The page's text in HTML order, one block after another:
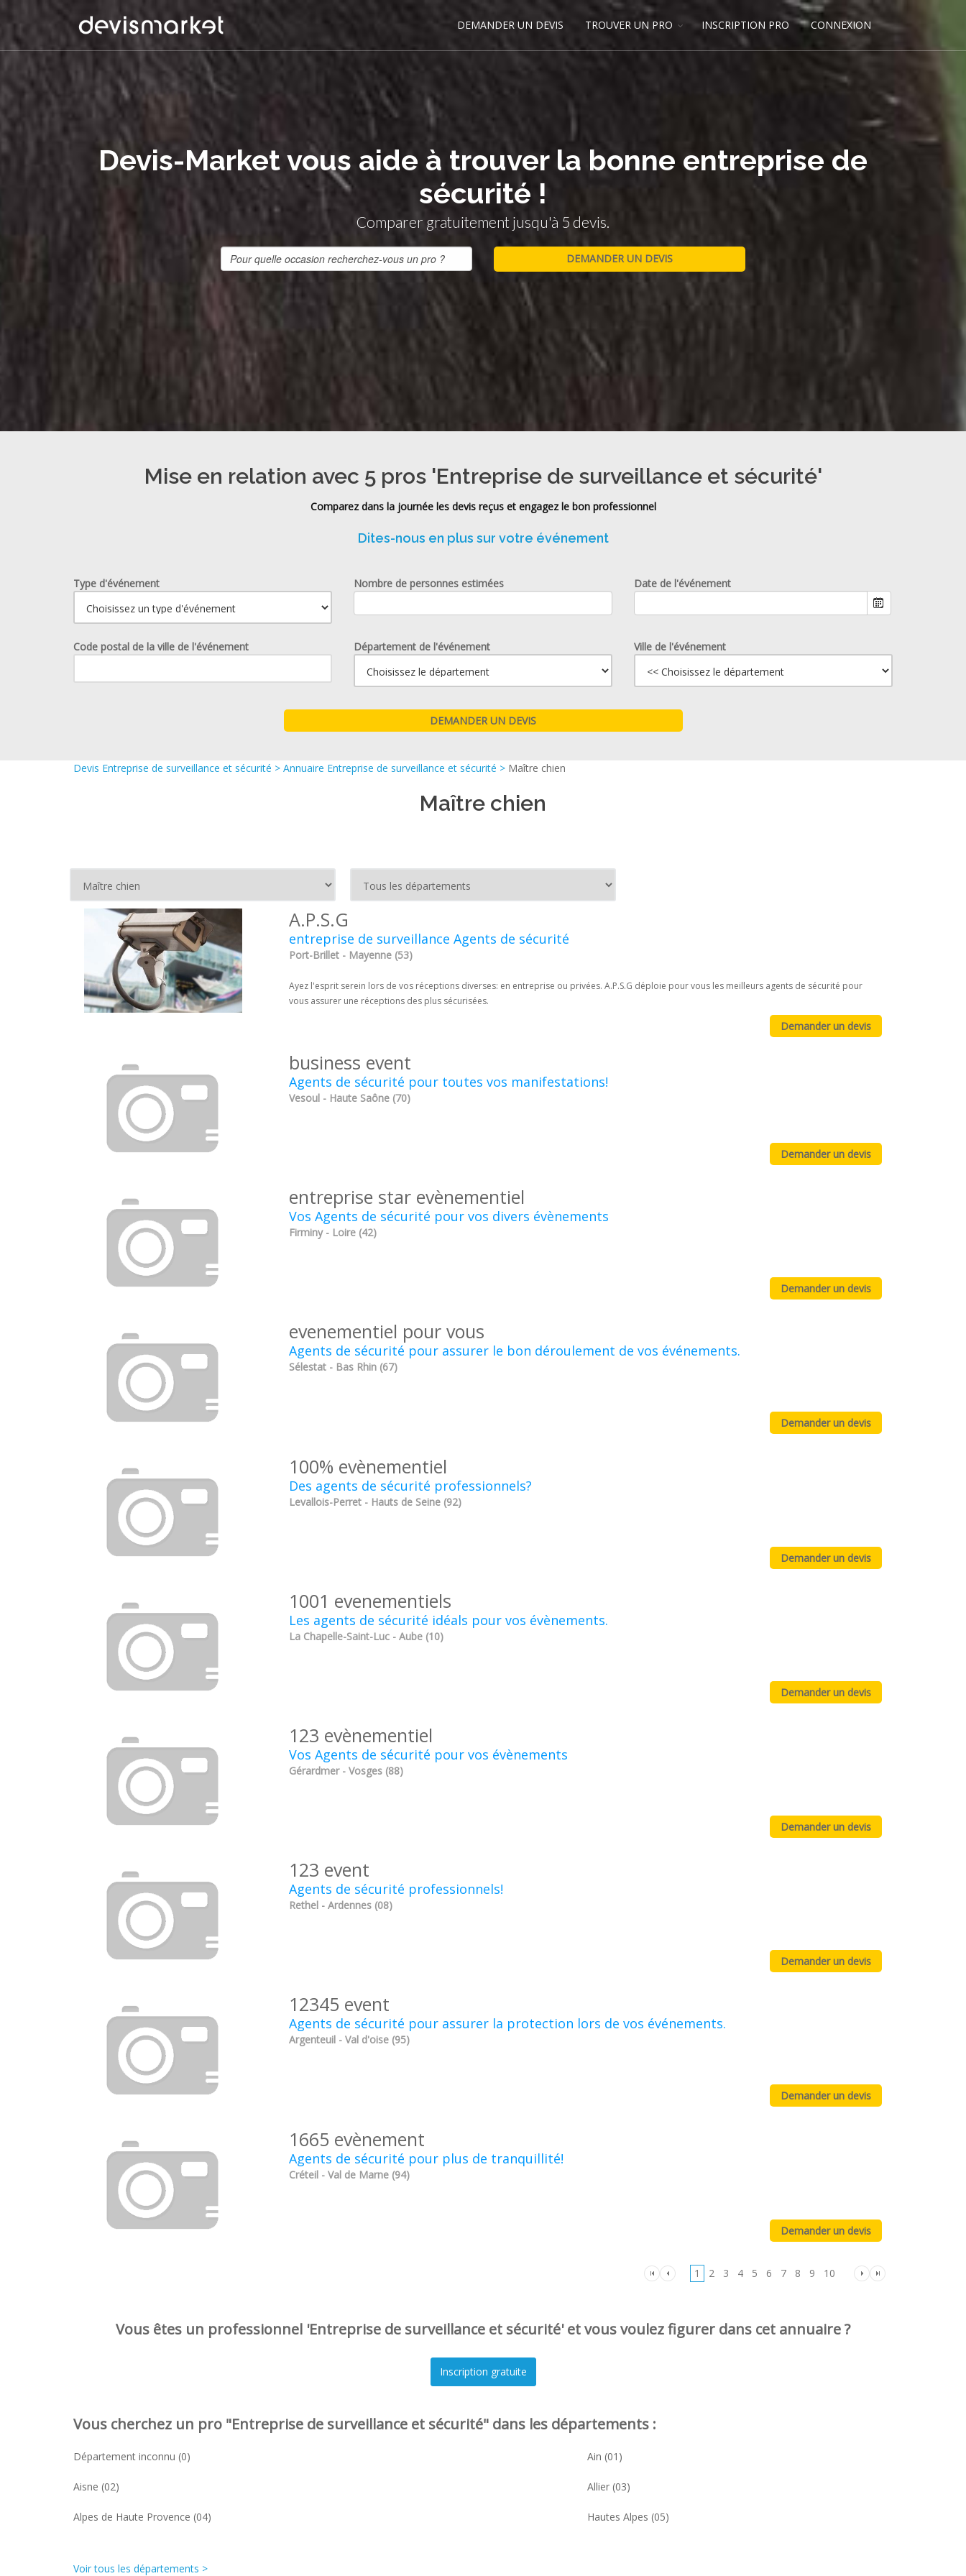
DEMANDER UN DEVIS TROUVER UN PRO INSCRIPTION PRO CONNEXION
Devis-Market vous aide à trouver la bonne entreprise de
sécurité !
Comparer gratuitement jusqu'à 5 devis.
Mise en relation avec 5 pros 'Entreprise de surveillance et sécurité'
Comparez dans la journée les devis reçus et engagez le bon professionnel
Dites-nous en plus sur votre événement
Type d'événement Nombre de personnes estimées
Date de l'événement
Code postal de la ville de l'événement Département de l'événement Ville de l'événement
Devis Entreprise de surveillance et sécurité > Annuaire Entreprise de surveillance et sécurité > Maître chien
Maître chien
A.P.S.G
entreprise de surveillance Agents de sécurité
Port-Brillet - Mayenne (53)
Ayez l'esprit serein lors de vos réceptions diverses: en entreprise ou privées. A.P.S.G déploie pour vous les meilleurs agents de sécurité pour
vous assurer une réceptions des plus sécurisées.
business event
Agents de sécurité pour toutes vos manifestations!
Vesoul - Haute Saône (70)
entreprise star evènementiel
Vos Agents de sécurité pour vos divers évènements
Firminy - Loire (42)
evenementiel pour vous
Agents de sécurité pour assurer le bon déroulement de vos événements.
Sélestat - Bas Rhin (67)
100% evènementiel
Des agents de sécurité professionnels?
Levallois-Perret - Hauts de Seine (92)
1001 evenementiels
Les agents de sécurité idéals pour vos évènements.
La Chapelle-Saint-Luc - Aube (10)
123 evènementiel
Vos Agents de sécurité pour vos évènements
Gérardmer - Vosges (88)
123 event
Agents de sécurité professionnels!
Rethel - Ardennes (08)
12345 event
Agents de sécurité pour assurer la protection lors de vos événements.
Argenteuil - Val d'oise (95)
1665 evènement
Agents de sécurité pour plus de tranquillité!
Créteil - Val de Marne (94)
1 2 3 4 5 6 7 8 9 10
Vous êtes un professionnel 'Entreprise de surveillance et sécurité' et vous voulez figurer dans cet annuaire ?
Vous cherchez un pro "Entreprise de surveillance et sécurité" dans les départements :
Département inconnu (0) Ain (01)
Aisne (02) Allier (03)
Alpes de Haute Provence (04) Hautes Alpes (05)
Voir tous les départements >